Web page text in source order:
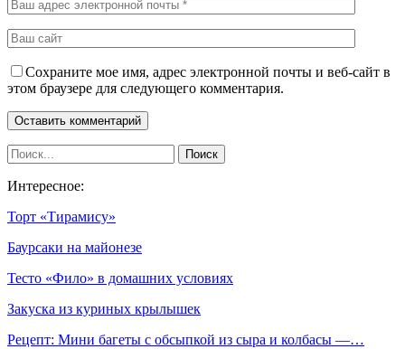
Сохраните мое имя, адрес электронной почты и веб-сайт в
этом браузере для следующего комментария.
Интересное:
Торт «Тирамису»
Баурсаки на майонезе
Тесто «Фило» в домашних условиях
Закуска из куриных крылышек
Рецепт: Мини багеты с обсыпкой из сыра и колбасы —…